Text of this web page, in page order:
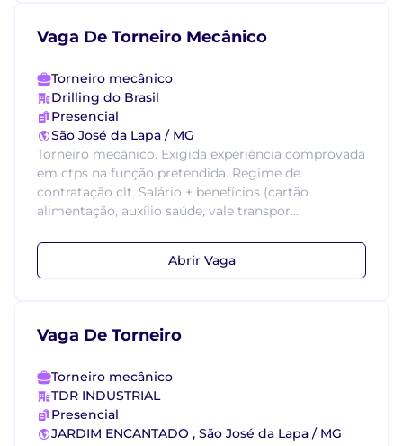
Vaga De Torneiro Mecânico
Torneiro mecânico
Drilling do Brasil
Presencial
São José da Lapa / MG
Torneiro mecânico. Exigida experiência comprovada
em ctps na função pretendida. Regime de
contratação clt. Salário + benefícios (cartão
alimentação, auxílio saúde, vale transpor...
Abrir Vaga
Vaga De Torneiro
Torneiro mecânico
TDR INDUSTRIAL
Presencial
JARDIM ENCANTADO , São José da Lapa / MG